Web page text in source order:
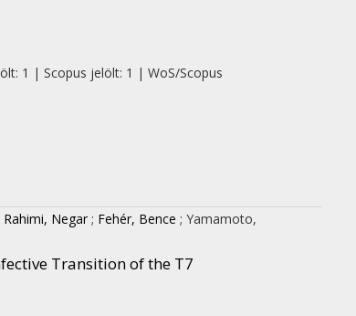
1 | Scopus jelölt: 1 | WoS/Scopus
Rahimi, Negar ; Fehér, Bence ; Yamamoto,
Transition of the T7